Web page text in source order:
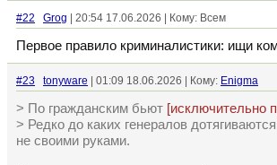
#22 Grog | 20:54 17.06.2026 | Кому: Всем
Первое правило криминалистики: ищи
#23 tonyware | 01:09 18.06.2026 | Кому: Enigma
> По гражданским бьют [исключительно
> Редко до каких генералов
не своими руками.